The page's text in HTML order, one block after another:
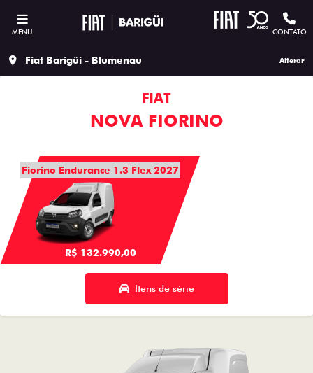
MENU CONTATO
Fiat Barigüi - Blumenau Alterar
FIAT
NOVA FIORINO
Fiorino Endurance 1.3 Flex 2027
R$ 132.990,00
Itens de série